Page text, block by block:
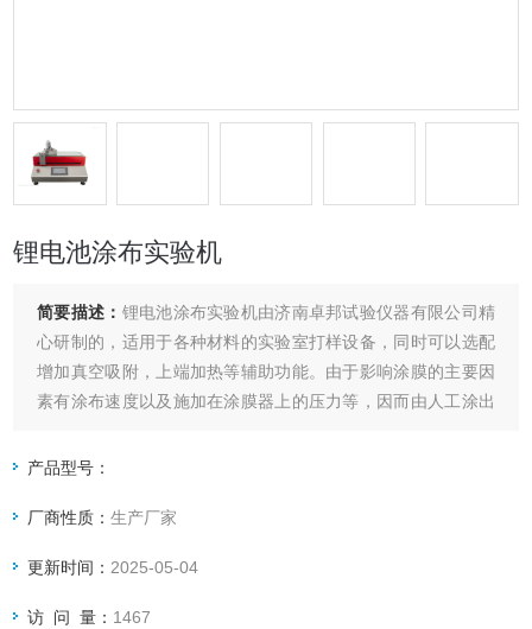
锂电池涂布实验机
简要描述： 锂电池涂布实验机由济南卓邦试验仪器有限公司精
心研制的，适用于各种材料的实验室打样设备，同时可以选配
增加真空吸附，上端加热等辅助功能。由于影响涂膜的主要因
素有涂布速度以及施加在涂膜器上的压力等，因而由人工涂出
了，这就给比较样板之间的测试结果带来了困难。本款涂布试
产品型号：
厂商性质：生产厂家
更新时间： 2025-05-04
访 问 量： 1467